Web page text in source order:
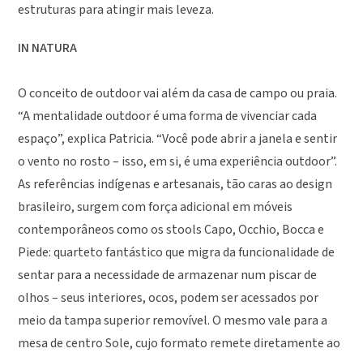
estruturas para atingir mais leveza.
IN NATURA
O conceito de outdoor vai além da casa de campo ou praia.
“A mentalidade outdoor é uma forma de vivenciar cada
espaço”, explica Patricia. “Você pode abrir a janela e sentir
o vento no rosto – isso, em si, é uma experiência outdoor”.
As referências indígenas e artesanais, tão caras ao design
brasileiro, surgem com força adicional em móveis
contemporâneos como os stools Capo, Occhio, Bocca e
Piede: quarteto fantástico que migra da funcionalidade de
sentar para a necessidade de armazenar num piscar de
olhos – seus interiores, ocos, podem ser acessados por
meio da tampa superior removível. O mesmo vale para a
mesa de centro Sole, cujo formato remete diretamente ao